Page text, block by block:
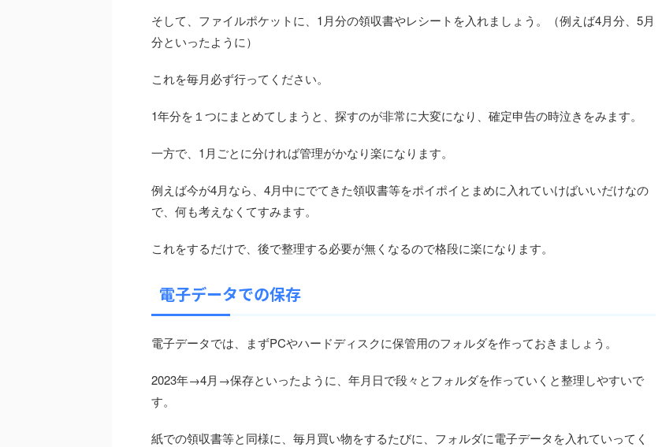
そして、ファイルポケットに、1月分の領収書やレシートを入れましょう。（例えば4月分、5月
分といったように）
これを毎月必ず行ってください。
1年分を１つにまとめてしまうと、探すのが非常に大変になり、確定申告の時泣きをみます。
一方で、1月ごとに分ければ管理がかなり楽になります。
例えば今が4月なら、4月中にでてきた領収書等をポイポイとまめに入れていけばいいだけなの
で、何も考えなくてすみます。
これをするだけで、後で整理する必要が無くなるので格段に楽になります。
電子データでの保存
電子データでは、まずPCやハードディスクに保管用のフォルダを作っておきましょう。
2023年→4月→保存といったように、年月日で段々とフォルダを作っていくと整理しやすいで
す。
紙での領収書等と同様に、毎月買い物をするたびに、フォルダに電子データを入れていってく